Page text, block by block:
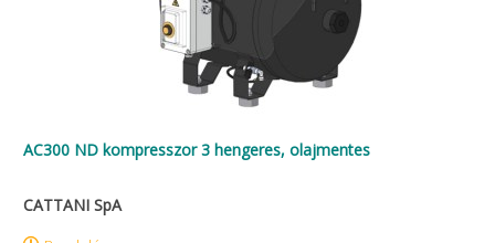
AC300 ND kompresszor 3 hengeres, olajmentes
CATTANI SpA